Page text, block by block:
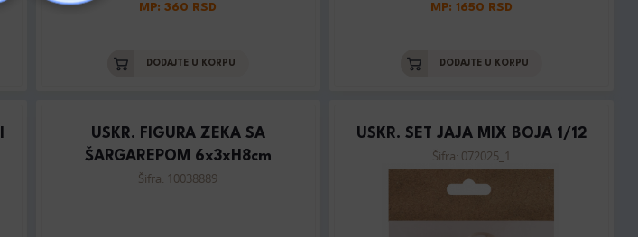
MP: 360 RSD
DODAJTE U KORPU
MP: 1650 RSD
DODAJTE U KORPU
USKR. FIGURA ZEKA SA
ŠARGAREPOM 6x3xH8cm
Šifra: 10038889
USKR. SET JAJA MIX BOJA 1/12
Šifra: 072025_1